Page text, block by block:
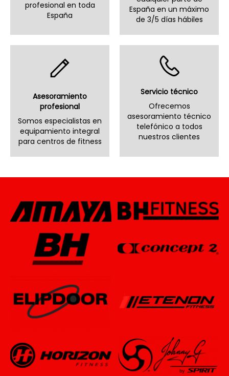
profesional en toda
España
España en un máximo
de 3/5 días hábiles
Asesoramiento
profesional
Somos especialistas en
equipamiento integral
para centros de fitness
Servicio técnico
Ofrecemos
asesoramiento técnico
telefónico a todos
nuestros clientes